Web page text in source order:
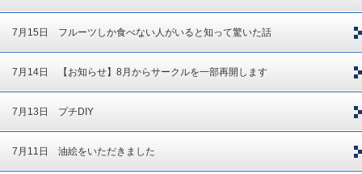
7月15日 フルーツしか食べない人がいると知って驚いた話
7月14日 【お知らせ】8月からサークルを一部再開します
7月13日 プチDIY
7月11日 油絵をいただきました